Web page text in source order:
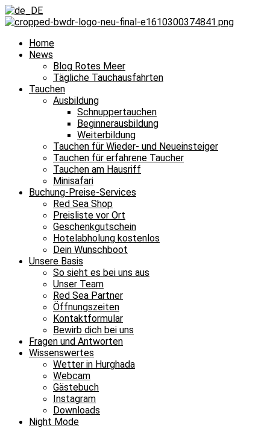
Home
News
Blog Rotes Meer
Tägliche Tauchausfahrten
Tauchen
Ausbildung
Schnuppertauchen
Beginnerausbildung
Weiterbildung
Tauchen für Wieder- und Neueinsteiger
Tauchen für erfahrene Taucher
Tauchen am Hausriff
Minisafari
Buchung-Preise-Services
Red Sea Shop
Preisliste vor Ort
Geschenkgutschein
Hotelabholung kostenlos
Dein Wunschboot
Unsere Basis
So sieht es bei uns aus
Unser Team
Red Sea Partner
Öffnungszeiten
Kontaktformular
Bewirb dich bei uns
Fragen und Antworten
Wissenswertes
Wetter in Hurghada
Webcam
Gästebuch
Instagram
Downloads
Night Mode